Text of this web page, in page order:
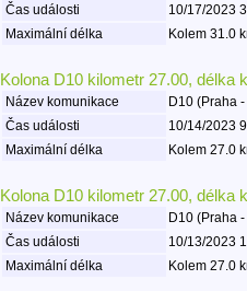
Čas události
10/17/2023
Maximální délka
Kolem 31.0
Kolona D10 kilometr 27.00, délka
Název komunikace
D10 (Praha
Čas události
10/14/2023
Maximální délka
Kolem 27.0
Kolona D10 kilometr 27.00, délka
Název komunikace
D10 (Praha
Čas události
10/13/2023
Maximální délka
Kolem 27.0